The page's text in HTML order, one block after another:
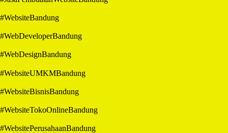
#WebsiteBandung
#WebDeveloperBandung
#WebDesignBandung
#WebsiteUMKMBandung
#WebsiteBisnisBandung
#WebsiteTokoOnlineBandung
#WebsitePerusahaanBandung